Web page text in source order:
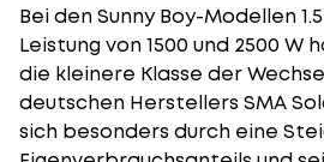
Bei den Sunny Boy-Modellen
Leistung von 1500 und 2500 W
die kleinere Klasse der
deutschen Herstellers SMA
sich besonders durch eine